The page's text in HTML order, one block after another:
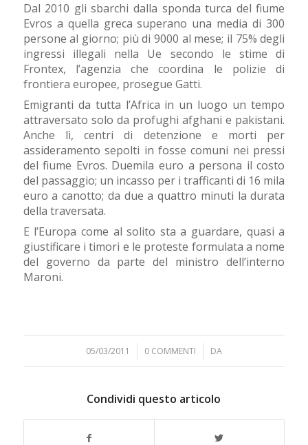
Dal 2010 gli sbarchi dalla sponda turca del fiume
Evros a quella greca superano una media di 300
persone al giorno; più di 9000 al mese; il 75% degli
ingressi illegali nella Ue secondo le stime di
Frontex, l’agenzia che coordina le polizie di
frontiera europee, prosegue Gatti.
Emigranti da tutta l’Africa in un luogo un tempo
attraversato solo da profughi afghani e pakistani.
Anche lì, centri di detenzione e morti per
assideramento sepolti in fosse comuni nei pressi
del fiume Evros. Duemila euro a persona il costo
del passaggio; un incasso per i trafficanti di 16 mila
euro a canotto; da due a quattro minuti la durata
della traversata.
E l’Europa come al solito sta a guardare, quasi a
giustificare i timori e le proteste formulata a nome
del governo da parte del ministro dell’interno
Maroni.
05/03/2011
/ 0 COMMENTI
/ DA
Condividi questo articolo